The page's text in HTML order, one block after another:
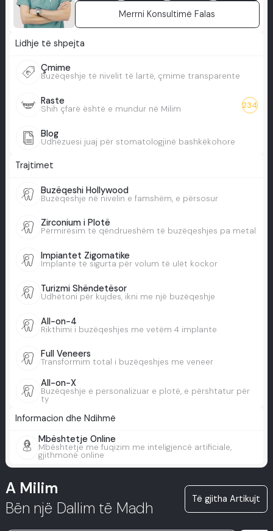
Merrni Konsultimë Falas
Lidhje të shpejta
Çmime
Buzëqeshje të nivelit të lartë, çmime transparente
Raste
Shih çfarë është e mundur në Milim 234
Blog
Udhëzuesi juaj për stomatologjinë bashkëkohore
Trajtimet
Buzëqeshi Hollywood
Buzëqeshje në nivelin e famshëm, e përsosur
Zirconium i Plotë
Përmirësim të qëndrueshëm të buzëqeshjes pa metal
Impiantet Zigomatike
Implante të sigurta për volum të ulët kockor
Turizmi Shëndetësor
Udhëtoni për kujdes, ikni me një buzëqeshje
All-on-4
Rikthimi i buzëqeshjes me vetëm 4 implante
Full Veneers
Transformim total i buzëqeshjes me veneer
All-on-X
Buzëqeshje e personalizuar e plotë, e përshtatur për
ty
Informacion dhe Ndihmë
Mbështetje Online
Mbështetje me fuqizim me inteligjencë artificiale,
gjithmonë online
A Milim
Bën një Dallim të Madh
Të gjitha Artikujt